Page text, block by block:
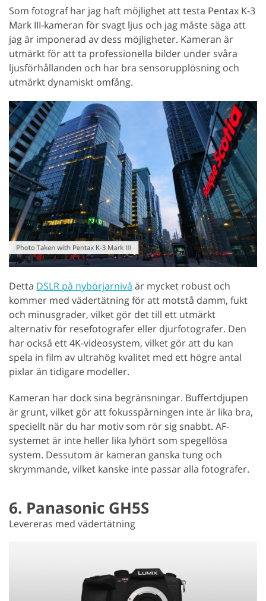
Som fotograf har jag haft möjlighet att testa Pentax K-3
Mark III-kameran för svagt ljus och jag måste säga att
jag är imponerad av dess möjligheter. Kameran är
utmärkt för att ta professionella bilder under svåra
ljusförhållanden och har bra sensorupplösning och
utmärkt dynamiskt omfång.
Detta DSLR på nybörjarnivå är mycket robust och
kommer med vädertätning för att motstå damm, fukt
och minusgrader, vilket gör det till ett utmärkt
alternativ för resefotografer eller djurfotografer. Den
har också ett 4K-videosystem, vilket gör att du kan
spela in film av ultrahög kvalitet med ett högre antal
pixlar än tidigare modeller.
Kameran har dock sina begränsningar. Buffertdjupen
är grunt, vilket gör att fokusspårningen inte är lika bra,
speciellt när du har motiv som rör sig snabbt. AF-
systemet är inte heller lika lyhört som spegellösa
system. Dessutom är kameran ganska tung och
skrymmande, vilket kanske inte passar alla fotografer.
6. Panasonic GH5S
Levereras med vädertätning